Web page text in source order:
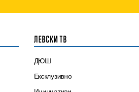
ЛЕВСКИ ТВ
ДЮШ
Ексклузивно